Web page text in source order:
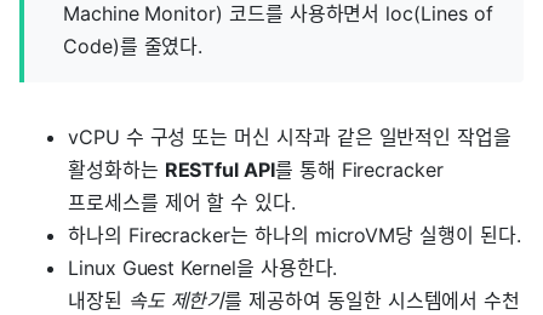
Machine Monitor) 코드를 사용하면서 loc(Lines of
Code)를 줄였다.
vCPU 수 구성 또는 머신 시작과 같은 일반적인 작업을
활성화하는 RESTful API를 통해 Firecracker
프로세스를 제어 할 수 있다.
하나의 Firecracker는 하나의 microVM당 실행이 된다.
Linux Guest Kernel을 사용한다.
내장된 속도 제한기를 제공하여 동일한 시스템에서 수천